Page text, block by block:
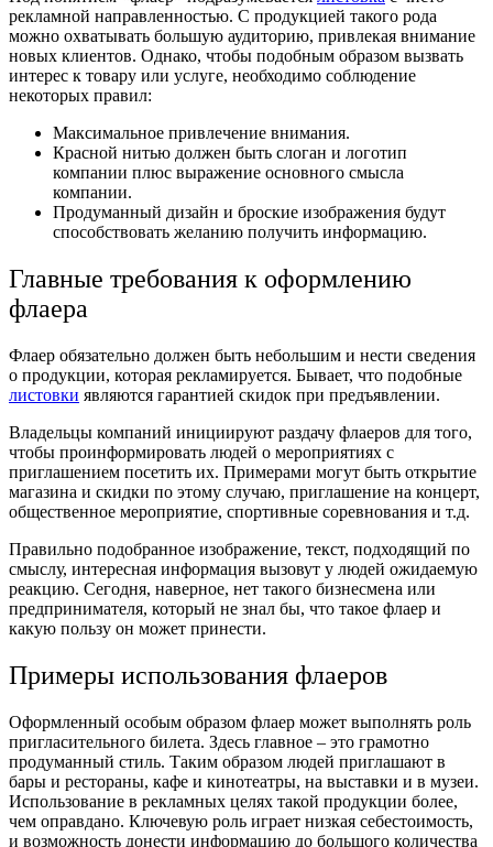
рекламной направленностью. С продукцией такого рода
можно охватывать большую аудиторию, привлекая внимание
новых клиентов. Однако, чтобы подобным образом вызвать
интерес к товару или услуге, необходимо соблюдение
некоторых правил:
Максимальное привлечение внимания.
Красной нитью должен быть слоган и логотип
компании плюс выражение основного смысла
компании.
Продуманный дизайн и броские изображения будут
способствовать желанию получить информацию.
Главные требования к оформлению
флаера
Флаер обязательно должен быть небольшим и нести сведения
о продукции, которая рекламируется. Бывает, что подобные
листовки являются гарантией скидок при предъявлении.
Владельцы компаний инициируют раздачу флаеров для того,
чтобы проинформировать людей о мероприятиях с
приглашением посетить их. Примерами могут быть открытие
магазина и скидки по этому случаю, приглашение на концерт,
общественное мероприятие, спортивные соревнования и т.д.
Правильно подобранное изображение, текст, подходящий по
смыслу, интересная информация вызовут у людей ожидаемую
реакцию. Сегодня, наверное, нет такого бизнесмена или
предпринимателя, который не знал бы, что такое флаер и
какую пользу он может принести.
Примеры использования флаеров
Оформленный особым образом флаер может выполнять роль
пригласительного билета. Здесь главное – это грамотно
продуманный стиль. Таким образом людей приглашают в
бары и рестораны, кафе и кинотеатры, на выставки и в музеи.
Использование в рекламных целях такой продукции более,
чем оправдано. Ключевую роль играет низкая себестоимость,
и возможность донести информацию до большого количества